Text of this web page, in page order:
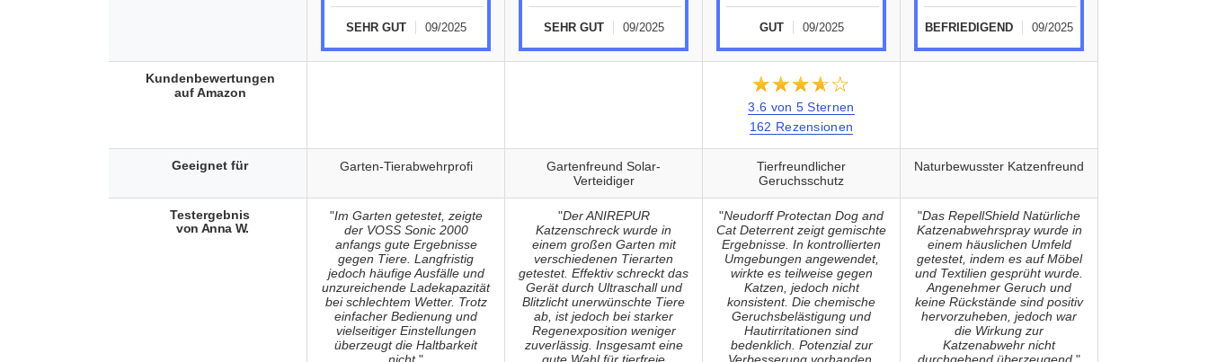
SEHR GUT 09/2025 SEHR GUT 09/2025 GUT 09/2025 BEFRIEDIGEND 09/2025
★★★★★
☆☆☆☆☆
3.6 von 5 Sternen
162 Rezensionen
Garten-Tierabwehrprofi
Gartenfreund Solar-
Verteidiger
Tierfreundlicher
Geruchsschutz
Naturbewusster Katzenfreund
"Im Garten getestet, zeigte
der VOSS Sonic 2000
anfangs gute Ergebnisse
gegen Tiere. Langfristig
jedoch häufige Ausfälle und
unzureichende Ladekapazität
bei schlechtem Wetter. Trotz
einfacher Bedienung und
vielseitiger Einstellungen
überzeugt die Haltbarkeit
"Der ANIREPUR
Katzenschreck wurde in
einem großen Garten mit
verschiedenen Tierarten
getestet. Effektiv schreckt das
Gerät durch Ultraschall und
Blitzlicht unerwünschte Tiere
ab, ist jedoch bei starker
Regenexposition weniger
zuverlässig. Insgesamt eine
"Neudorff Protectan Dog and
Cat Deterrent zeigt gemischte
Ergebnisse. In kontrollierten
Umgebungen angewendet,
wirkte es teilweise gegen
Katzen, jedoch nicht
konsistent. Die chemische
Geruchsbelästigung und
Hautirritationen sind
bedenklich. Potenzial zur
"Das RepellShield Natürliche
Katzenabwehrspray wurde in
einem häuslichen Umfeld
getestet, indem es auf Möbel
und Textilien gesprüht wurde.
Angenehmer Geruch und
keine Rückstände sind positiv
hervorzuheben, jedoch war
die Wirkung zur
Katzenabwehr nicht
Kundenbewertungen
auf Amazon
Geeignet für
Testergebnis
von Anna W.